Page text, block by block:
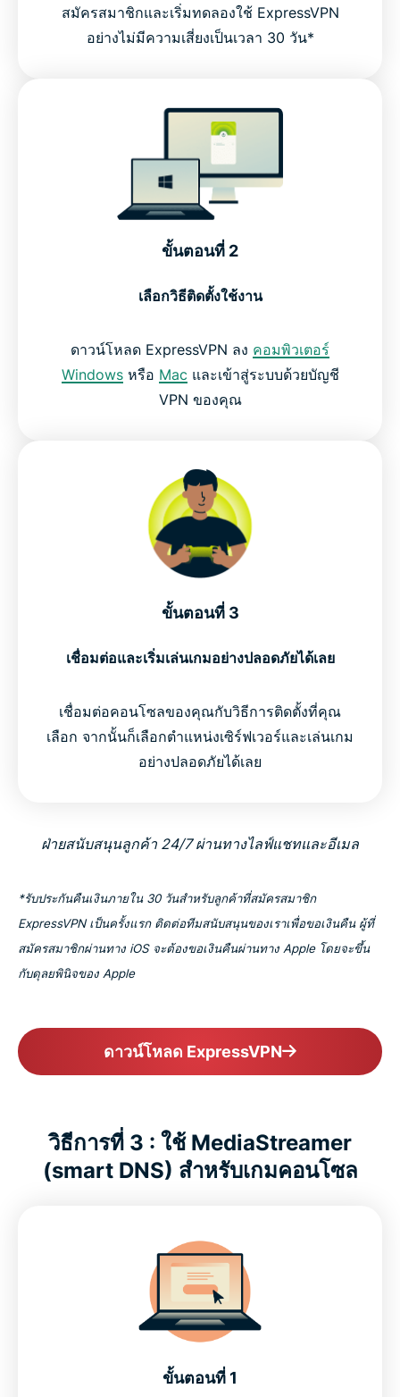
สมัครสมาชิกและเริ่มทดลองใช้ ExpressVPN
อย่างไม่มีความเสี่ยงเป็นเวลา 30 วัน*
ขั้นตอนที่ 2
เลือกวิธีติดตั้งใช้งาน
ดาวน์โหลด ExpressVPN ลง คอมพิวเตอร์
Windowsหรือ Mac และเข้าสู่ระบบด้วยบัญชี
VPN ของคุณ
ขั้นตอนที่ 3
เชื่อมต่อและเริ่มเล่นเกมอย่างปลอดภัยได้เลย
เชื่อมต่อคอนโซลของคุณกับวิธีการติดตั้งที่คุณ
เลือก จากนั้นก็เลือกตำแหน่งเซิร์ฟเวอร์และเล่นเกม
อย่างปลอดภัยได้เลย
ฝ่ายสนับสนุนลูกค้า 24/7 ผ่านทางไลฟ์แชทและอีเมล
*รับประกันคืนเงินภายใน 30 วันสำหรับลูกค้าที่สมัครสมาชิก
ExpressVPN เป็นครั้งแรก ติดต่อทีมสนับสนุนของเราเพื่อขอเงินคืน ผู้ที่
สมัครสมาชิกผ่านทาง iOS จะต้องขอเงินคืนผ่านทาง Apple โดยจะขึ้น
กับดุลยพินิจของ Apple
ดาวน์โหลด ExpressVPN
วิธีการที่ 3 : ใช้ MediaStreamer
(smart DNS) สำหรับเกมคอนโซล
ขั้นตอนที่ 1